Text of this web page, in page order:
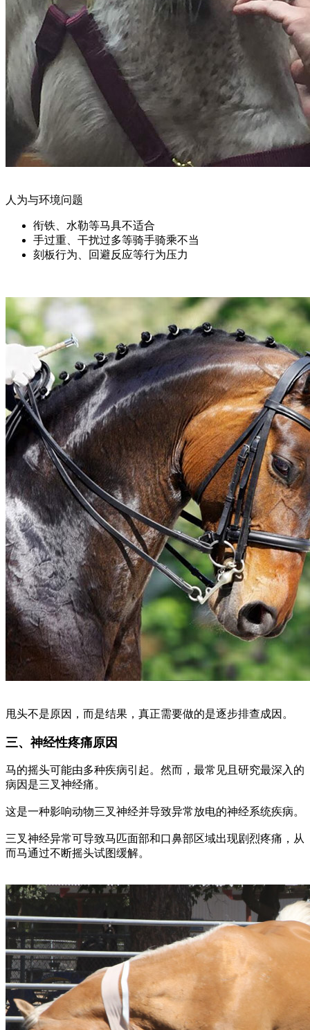
人为与环境问题
衔铁、水勒等马具不适合
手过重、干扰过多等骑手骑乘不当
刻板行为、回避反应等行为压力
甩头不是原因，而是结果，真正需要做的是逐步排查成因。
三、神经性疼痛原因
马的摇头可能由多种疾病引起。然而，最常见且研究最深入的
病因是三叉神经痛。
这是一种影响动物三叉神经并导致异常放电的神经系统疾病。
三叉神经异常可导致马匹面部和口鼻部区域出现剧烈疼痛，从
而马通过不断摇头试图缓解。